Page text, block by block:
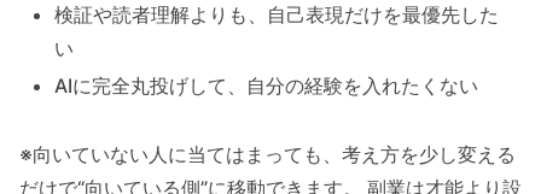
検証や読者理解よりも、自己表現だけを最優先した
い
AIに完全丸投げして、自分の経験を入れたくない
※向いていない人に当てはまっても、考え方を少し変える
だけで“向いている側”に移動できます。 副業は才能より設